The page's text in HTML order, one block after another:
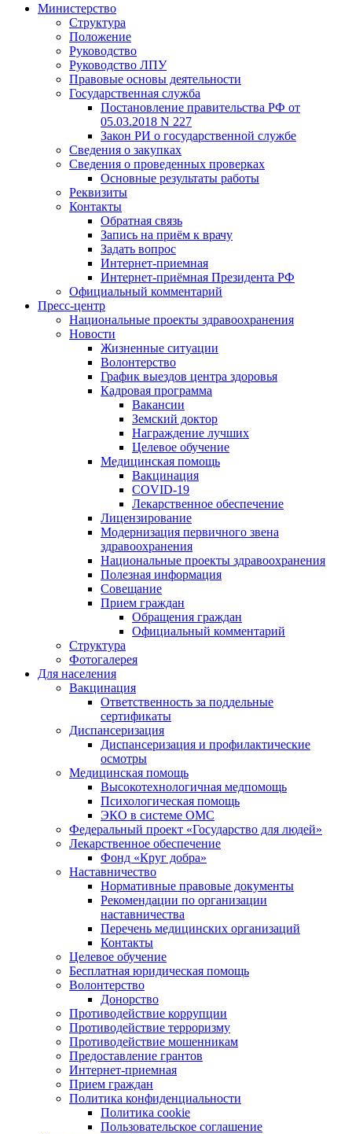
Министерство
Структура
Положение
Руководство
Руководство ЛПУ
Правовые основы деятельности
Государственная служба
Постановление правительства РФ от
05.03.2018 N 227
Закон РИ о государственной службе
Сведения о закупках
Сведения о проведенных проверках
Основные результаты работы
Реквизиты
Контакты
Обратная связь
Запись на приём к врачу
Задать вопрос
Интернет-приемная
Интернет-приёмная Президента РФ
Официальный комментарий
Пресс-центр
Национальные проекты здравоохранения
Новости
Жизненные ситуации
Волонтерство
График выездов центра здоровья
Кадровая программа
Вакансии
Земский доктор
Награждение лучших
Целевое обучение
Медицинская помощь
Вакцинация
COVID-19
Лекарственное обеспечение
Лицензирование
Модернизация первичного звена
здравоохранения
Национальные проекты здравоохранения
Полезная информация
Совещание
Прием граждан
Обращения граждан
Официальный комментарий
Структура
Фотогалерея
Для населения
Вакцинация
Ответственность за поддельные
сертификаты
Диспансеризация
Диспансеризация и профилактические
осмотры
Медицинская помощь
Высокотехнологичная медпомощь
Психологическая помощь
ЭКО в системе ОМС
Федеральный проект «Государство для людей»
Лекарственное обеспечение
Фонд «Круг добра»
Наставничество
Нормативные правовые документы
Рекомендации по организации
наставничества
Перечень медицинских организаций
Контакты
Целевое обучение
Бесплатная юридическая помощь
Волонтерство
Донорство
Противодействие коррупции
Противодействие терроризму
Противодействие мошенникам
Предоставление грантов
Интернет-приемная
Прием граждан
Политика конфиденциальности
Политика cookie
Пользовательское соглашение